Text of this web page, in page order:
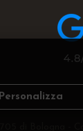
Personalizza